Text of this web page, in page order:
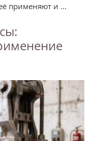
применяют и ...